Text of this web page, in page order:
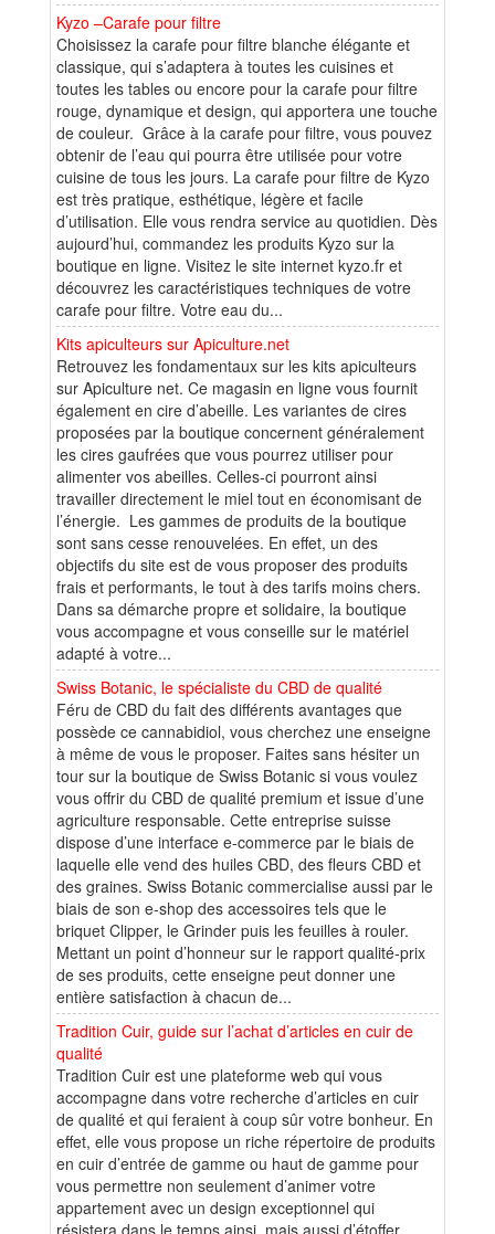
Kyzo –Carafe pour filtre
Choisissez la carafe pour filtre blanche élégante et
classique, qui s’adaptera à toutes les cuisines et
toutes les tables ou encore pour la carafe pour filtre
rouge, dynamique et design, qui apportera une touche
de couleur. Grâce à la carafe pour filtre, vous pouvez
obtenir de l’eau qui pourra être utilisée pour votre
cuisine de tous les jours. La carafe pour filtre de Kyzo
est très pratique, esthétique, légère et facile
d’utilisation. Elle vous rendra service au quotidien. Dès
aujourd’hui, commandez les produits Kyzo sur la
boutique en ligne. Visitez le site internet kyzo.fr et
découvrez les caractéristiques techniques de votre
carafe pour filtre. Votre eau du...
Kits apiculteurs sur Apiculture.net
Retrouvez les fondamentaux sur les kits apiculteurs
sur Apiculture net. Ce magasin en ligne vous fournit
également en cire d’abeille. Les variantes de cires
proposées par la boutique concernent généralement
les cires gaufrées que vous pourrez utiliser pour
alimenter vos abeilles. Celles-ci pourront ainsi
travailler directement le miel tout en économisant de
l’énergie. Les gammes de produits de la boutique
sont sans cesse renouvelées. En effet, un des
objectifs du site est de vous proposer des produits
frais et performants, le tout à des tarifs moins chers.
Dans sa démarche propre et solidaire, la boutique
vous accompagne et vous conseille sur le matériel
adapté à votre...
Swiss Botanic, le spécialiste du CBD de qualité
Féru de CBD du fait des différents avantages que
possède ce cannabidiol, vous cherchez une enseigne
à même de vous le proposer. Faites sans hésiter un
tour sur la boutique de Swiss Botanic si vous voulez
vous offrir du CBD de qualité premium et issue d’une
agriculture responsable. Cette entreprise suisse
dispose d’une interface e-commerce par le biais de
laquelle elle vend des huiles CBD, des fleurs CBD et
des graines. Swiss Botanic commercialise aussi par le
biais de son e-shop des accessoires tels que le
briquet Clipper, le Grinder puis les feuilles à rouler.
Mettant un point d’honneur sur le rapport qualité-prix
de ses produits, cette enseigne peut donner une
entière satisfaction à chacun de...
Tradition Cuir, guide sur l’achat d’articles en cuir de
qualité
Tradition Cuir est une plateforme web qui vous
accompagne dans votre recherche d’articles en cuir
de qualité et qui feraient à coup sûr votre bonheur. En
effet, elle vous propose un riche répertoire de produits
en cuir d’entrée de gamme ou haut de gamme pour
vous permettre non seulement d’animer votre
appartement avec un design exceptionnel qui
résistera dans le temps ainsi, mais aussi d’étoffer